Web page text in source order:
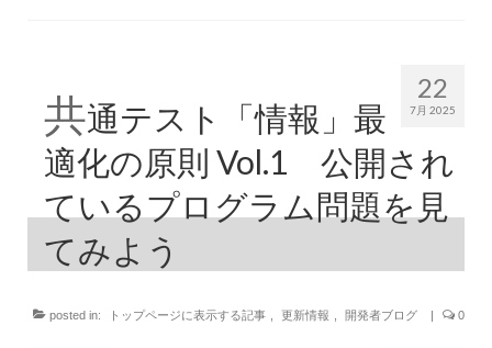
22
7月 2025
共通テスト「情報」最
適化の原則 Vol.1 公開され
ているプログラム問題を見
てみよう
posted in: トップページに表示する記事 更新情報 開発者ブログ | 0